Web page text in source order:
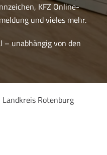
KFZ Online-
und vieles mehr.
– unabhängig von den
Landkreis Rotenburg